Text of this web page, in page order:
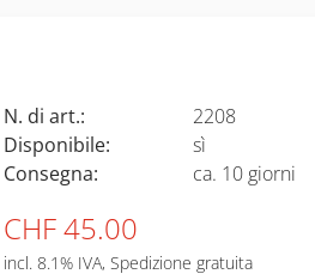
N. di art.:
2208
Disponibile:
sì
Consegna:
ca. 10 giorni
CHF 45.00
incl. 8.1% IVA, Spedizione gratuita